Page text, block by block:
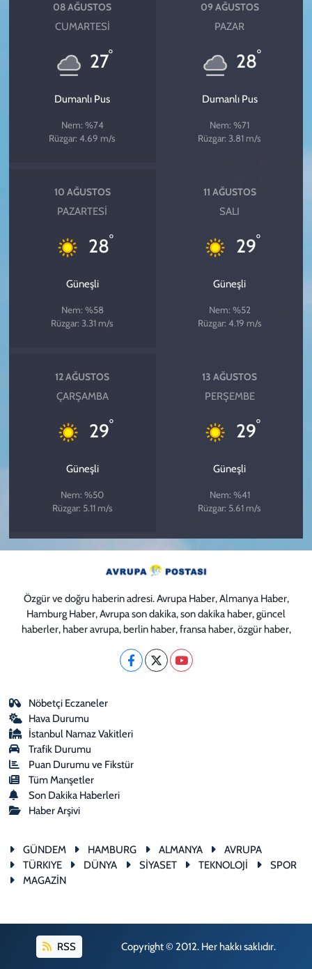
08 AĞUSTOS
CUMARTESI
27°
Dumanlı Pus
Nem: %74
Rüzgar: 4.69 m/s
09 AĞUSTOS
PAZAR
28°
Dumanlı Pus
Nem: %71
Rüzgar: 3.81 m/s
10 AĞUSTOS
PAZARTESI
28°
Güneşli
Nem: %58
Rüzgar: 3.31 m/s
11 AĞUSTOS
SALI
29°
Güneşli
Nem: %52
Rüzgar: 4.19 m/s
12 AĞUSTOS
ÇARŞAMBA
29°
Güneşli
Nem: %50
Rüzgar: 5.11 m/s
13 AĞUSTOS
PERŞEMBE
29°
Güneşli
Nem: %41
Rüzgar: 5.61 m/s
Özgür ve doğru haberin adresi. Avrupa Haber, Almanya Haber,
Hamburg Haber, Avrupa son dakika, son dakika haber, güncel
haberler, haber avrupa, berlin haber, fransa haber, özgür haber,
Nöbetçi Eczaneler
Hava Durumu
İstanbul Namaz Vakitleri
Trafik Durumu
Puan Durumu ve Fikstür
Tüm Manşetler
Son Dakika Haberleri
Haber Arşivi
GÜNDEM HAMBURG ALMANYA
AVRUPA
TÜRKIYE
DÜNYA SİYASET TEKNOLOJİ
SPOR
MAGAZİN
RSS Copyright © 2012. Her hakkı saklıdır.